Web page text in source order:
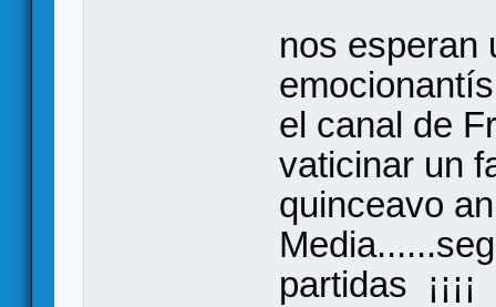
nos esperan
el canal de
vaticinar un
quinceavo
partidas ¡¡¡¡